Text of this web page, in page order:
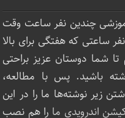
چندین نفر ساعت‌ وقت
ساعتی که هفتگی برای بالا
شما دوستان عزیز براحتی
باشید. پس با مطالعه،
زیر نوشته‌‌ها ما را در این
اندرویدی ما را هم نصب